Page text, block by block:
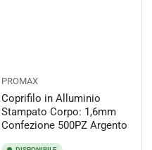
PROMAX
Coprifilo in Alluminio
Stampato Corpo: 1,6mm
Confezione 500PZ Argento